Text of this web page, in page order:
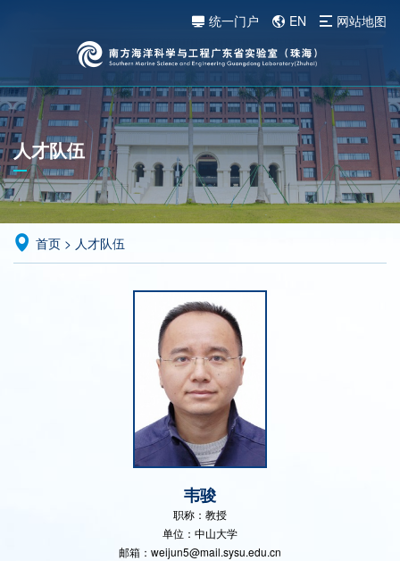
统一门户 EN 网站地图
人才队伍
首页 > 人才队伍
韦骏
职称：教授
单位：中山大学
邮箱：weijun5@mail.sysu.edu.cn